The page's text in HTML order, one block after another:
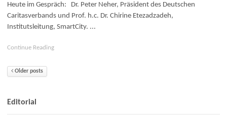
Heute im Gespräch: Dr. Peter Neher, Präsident des Deutschen
Caritasverbands und Prof. h.c. Dr. Chirine Etezadzadeh,
Institutsleitung, SmartCity. ...
Continue Reading
Older posts
Editorial